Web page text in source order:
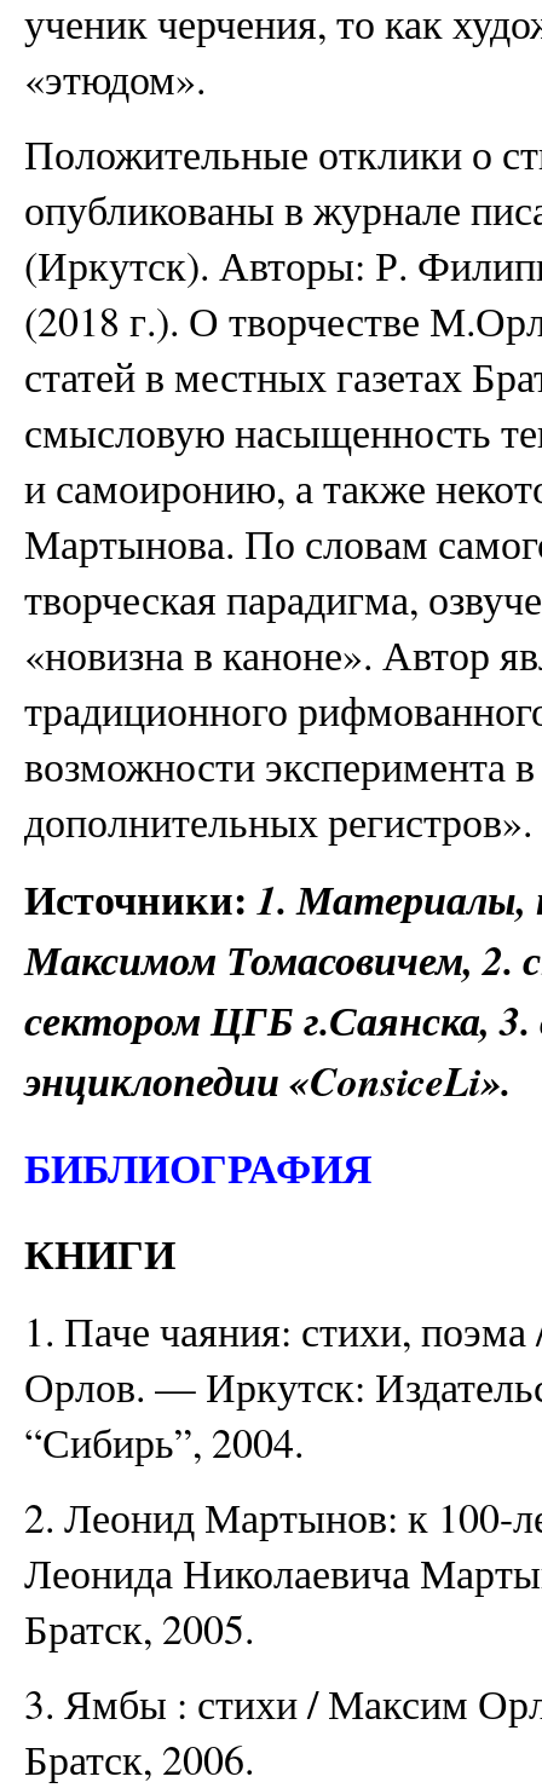
ученик черчения, то как
«этюдом».
Положительные отклики о
опубликованы в журнале
(Иркутск). Авторы: Р.
(2018 г.). О творчестве
статей в местных газетах
смысловую насыщенность
и самоиронию, а также
Мартынова. По словам
творческая парадигма,
«новизна в каноне». Автор
традиционного
возможности эксперимента
дополнительных регистров».
Источники: 1. Материалы,
Максимом Томасовичем, 2.
сектором ЦГБ г.Саянска,
энциклопедии «ConsiceLi».
БИБЛИОГРАФИЯ
КНИГИ
1. Паче чаяния: стихи,
Орлов. — Иркутск:
“Сибирь”, 2004.
2. Леонид Мартынов: к 100-
Леонида Николаевича
Братск, 2005.
3. Ямбы : стихи / Максим
Братск, 2006.